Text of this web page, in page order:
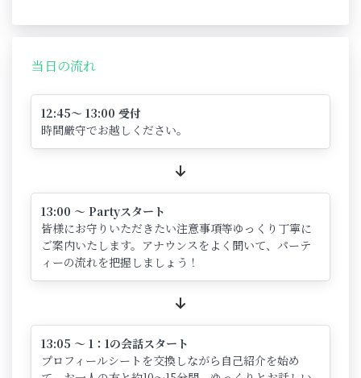
当日の流れ
12:45～ 13:00 受付
時間厳守でお越しください。
13:00 ～ Partyスタート
皆様にお守りいただきたい注意事項等ゆっくり丁寧に
ご案内いたします。アナウンスをよく聞いて、パーテ
ィーの流れを把握しましょう！
13:05 ～ 1：1の会話スタート
プロフィールシートを交換しながら自己紹介を始め